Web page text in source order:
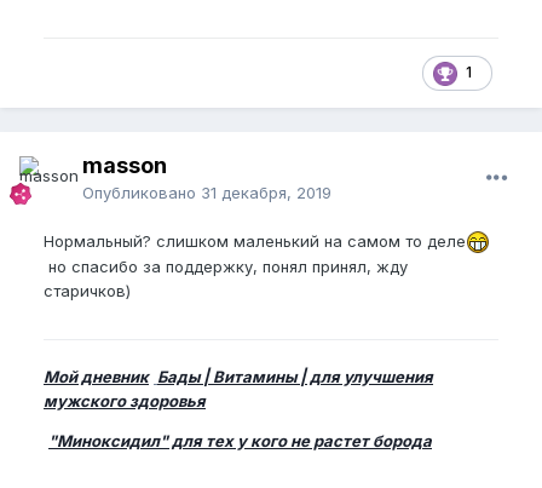
1
masson
Опубликовано 31 декабря, 2019
Нормальный? слишком маленький на самом то деле
но спасибо за поддержку, понял принял, жду
старичков)
Мой дневник Бады | Витамины | для улучшения
мужского здоровья
"Миноксидил" для тех у кого не растет борода